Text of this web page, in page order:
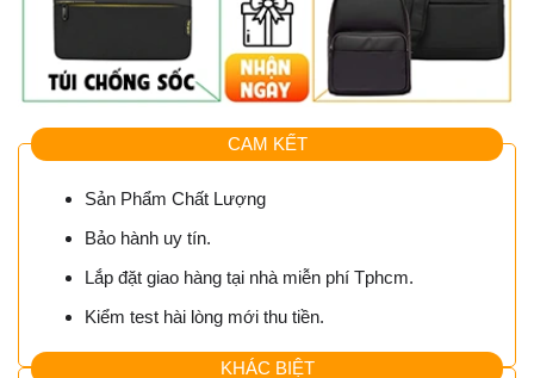
CAM KẾT
Sản Phẩm Chất Lượng
Bảo hành uy tín.
Lắp đặt giao hàng tại nhà miễn phí Tphcm.
Kiểm test hài lòng mới thu tiền.
KHÁC BIỆT